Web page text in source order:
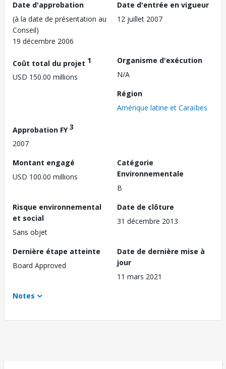
Date d'approbation
(à la date de présentation au
Conseil)
19 décembre 2006
Date d'entrée en vigueur
12 juillet 2007
Coût total du projet 1
USD 150.00 millions
Organisme d'exécution
N/A
Région
Amérique latine et Caraïbes
Approbation FY3
2007
Montant engagé
USD 100.00 millions
Catégorie
Environnementale
B
Risque environnemental
et social
Sans objet
Date de clôture
31 décembre 2013
Dernière étape atteinte
Board Approved
Date de dernière mise à
jour
11 mars 2021
Notes